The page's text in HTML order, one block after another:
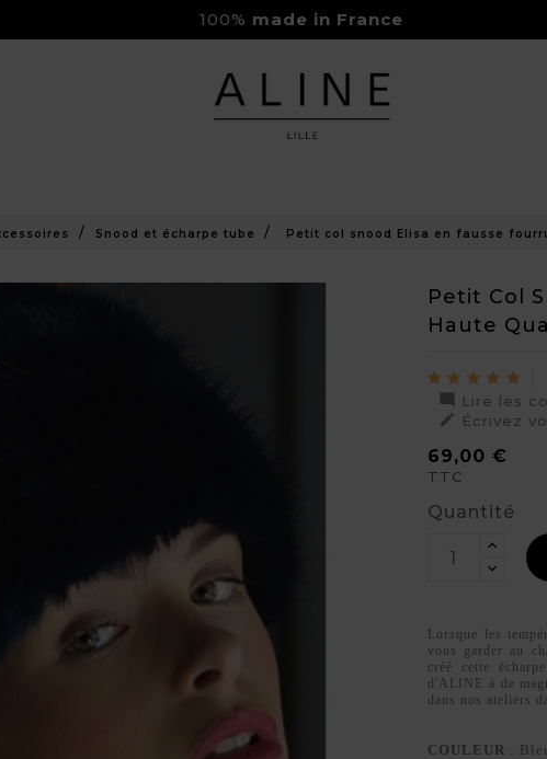
100% made in France
Livraison Gratuite à partir de 150€
Snood et écharpe tube Petit col snood Elisa en fausse
Petit Col
Haute
Lire les
 Écrivez
69,00 €
TTC
Quantité
Lorsque les
vous garder au
créé cette
d'ALINE à de
dans nos ateliers
COULEUR :